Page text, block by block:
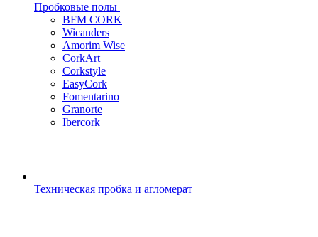
Пробковые полы
BFM CORK
Wicanders
Amorim Wise
CorkArt
Corkstyle
EasyCork
Fomentarino
Granorte
Ibercork
Техническая пробка и агломерат